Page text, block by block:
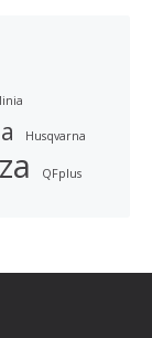
Husqvarna
QFplus